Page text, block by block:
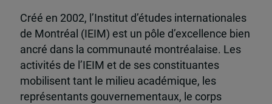
Créé en 2002, l’Institut d’études internationales
de Montréal (IEIM) est un pôle d’excellence bien
ancré dans la communauté montréalaise. Les
activités de l’IEIM et de ses constituantes
mobilisent tant le milieu académique, les
représentants gouvernementaux, le corps